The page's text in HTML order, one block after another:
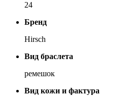
24
Бренд
Hirsch
Вид браслета
ремешок
Вид кожи и фактура